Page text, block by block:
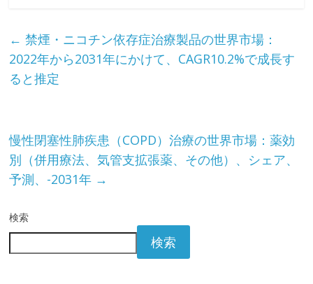
← 禁煙・ニコチン依存症治療製品の世界市場：
2022年から2031年にかけて、CAGR10.2%で成長す
ると推定
慢性閉塞性肺疾患（COPD）治療の世界市場：薬効
別（併用療法、気管支拡張薬、その他）、シェア、
予測、-2031年 →
検索
検索